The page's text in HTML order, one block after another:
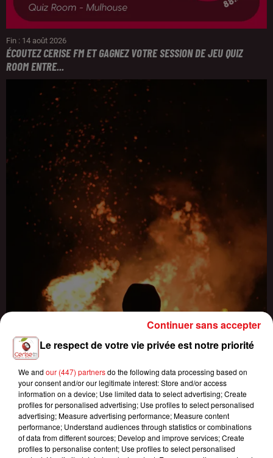
Fin : 14 août 2026
ÉCOUTEZ CERISE FM ET GAGNEZ VOTRE SESSION DE JEU QUIZ
ROOM ENTRE...
INCENDIES : 184 PERSONNES INTERPELLÉES DEPUIS DÉBUT
JUILLET, DES...
Le respect de votre vie privée est notre priorité
We and our (447) partnersdo the following data processing based on
your consent and/or our legitimate interest: Store and/or access
information on a device; Use limited data to select advertising; Create
profiles for personalised advertising; Use profiles to select personalised
advertising; Measure advertising performance; Measure content
performance; Understand audiences through statistics or combinations
of data from different sources; Develop and improve services; Create
profiles to personalise content; Use profiles to select personalised
Continuer sans accepter